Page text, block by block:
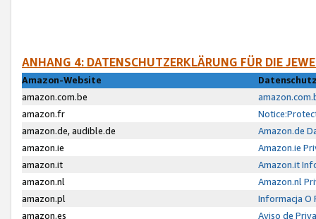
ANHANG 4: DATENSCHUTZERKLÄRUNG FÜR DIE
Amazon-Website
amazon.com.be
amazon.fr
amazon.de, audible.de
Amazon.de
amazon.ie
Amazon.ie
amazon.it
Amazon.it
amazon.nl
Amazon.nl
amazon.pl
Informacja O
amazon.es
Aviso de